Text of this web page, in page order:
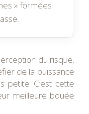
» formées
du risque.
de la puissance
petite. C’est cette
meilleure bouée